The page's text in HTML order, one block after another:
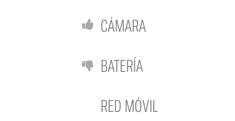
CÁMARA
BATERÍA
RED MÓVIL